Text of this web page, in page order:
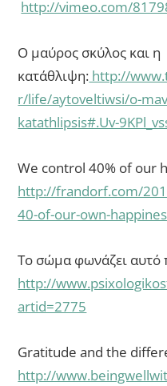
http://vimeo.com/
Ο μαύρος σκύλος και η
κατάθλιψη: http://
r/life/aytoveltiwsi/o-
katathlipsis#.Uv-
We control 40% of our
http://frandorf.com/
40-of-our-own-
Το σώμα φωνάζει αυτό
http://
artid=2775
Gratitude and the
http://